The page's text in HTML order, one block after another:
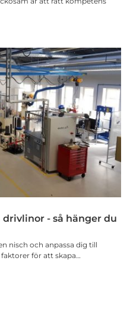
- så hänger du
nisch och anpassa dig till
för att skapa…